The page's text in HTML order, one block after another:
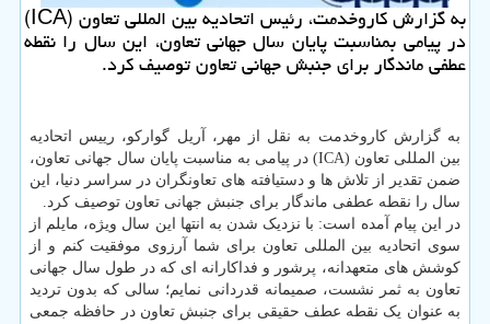
به گزارش کاروخدمت، رئیس اتحادیه بین المللی تعاون (ICA)
در پیامی بمناسبت پایان سال جهانی تعاون، این سال را نقطه
عطفی ماندگار برای جنبش جهانی تعاون توصیف کرد.
به گزارش کاروخدمت به نقل از مهر، آریل گوارکو، رییس اتحادیه
بین المللی تعاون (ICA) در پیامی به مناسبت پایان سال جهانی تعاون،
ضمن تقدیر از تلاش ها و دستیافته های تعاونگران در سراسر دنیا، این
سال را نقطه عطفی ماندگار برای جنبش جهانی تعاون توصیف کرد.
در این پیام آمده است: با نزدیک شدن به انتها این سال ویژه، مایلم از
سوی اتحادیه بین المللی تعاون برای شما آرزوی موفقیت کنم و از
کوشش های متعهدانه، پرشور و فداکارانه ای که در طول سال جهانی
تعاون به ثمر نشست، صمیمانه قدردانی نمایم؛ سالی که بدون تردید
به عنوان یک نقطه عطف حقیقی برای جنبش تعاون در حافظه جمعی